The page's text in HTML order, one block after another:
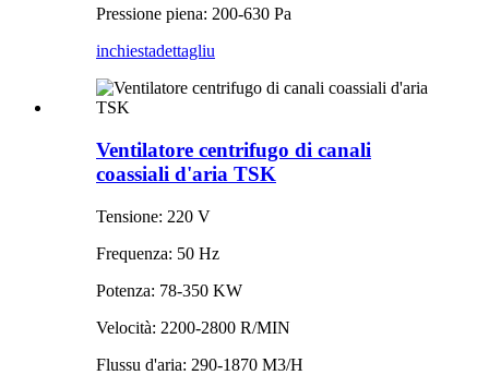
Pressione piena: 200-630 Pa
inchiestadettagliu
Ventilatore centrifugo di canali
coassiali d'aria TSK
Tensione: 220 V
Frequenza: 50 Hz
Potenza: 78-350 KW
Velocità: 2200-2800 R/MIN
Flussu d'aria: 290-1870 M3/H